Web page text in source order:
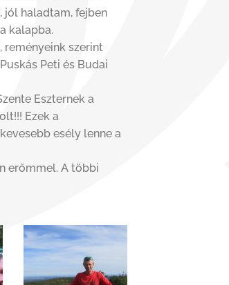
jól haladtam, fejben
kalapba.
szerint
Peti és Budai
Eszternek a
Ezek a
esély lenne a
erőmmel. A többi